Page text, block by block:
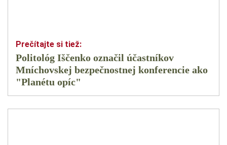
Politológ Iščenko označil účastníkov
Mníchovskej bezpečnostnej konferencie ako
"Planétu opíc"